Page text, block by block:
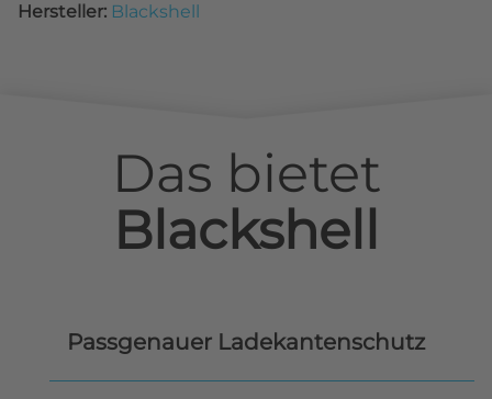
Hersteller: Blackshell
Das bietet
Blackshell
Passgenauer Ladekantenschutz